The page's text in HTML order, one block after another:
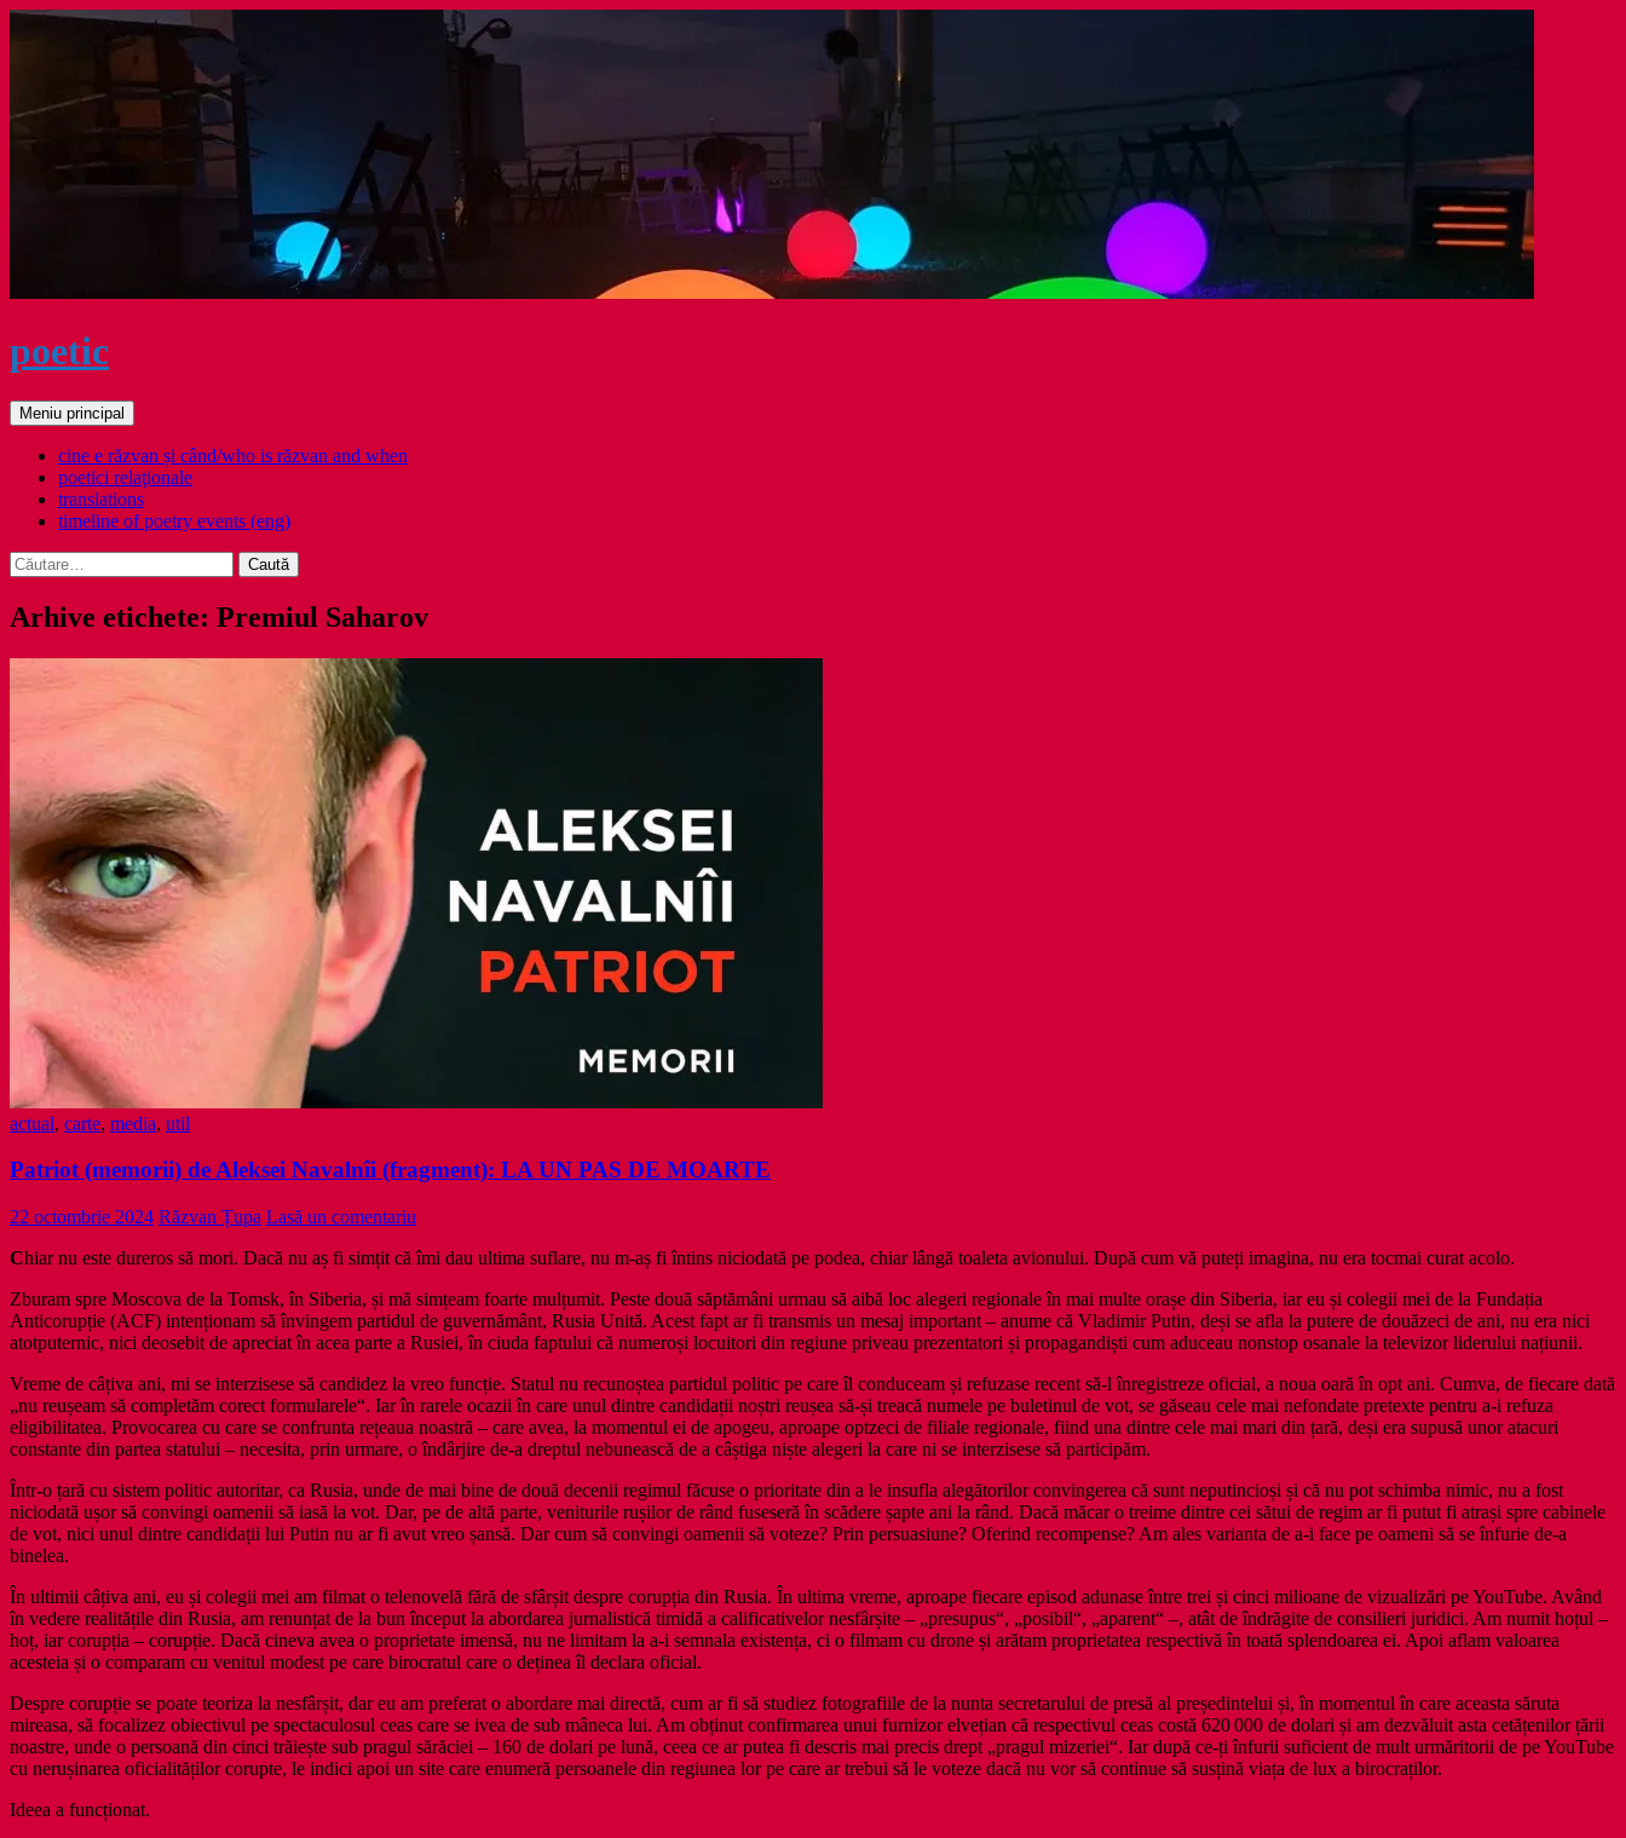
Sari
poetic
Caută
Meniu principal
cine e răzvan și când/who is răzvan and when
poetici relaţionale
translations
timeline of poetry events (eng)
Caută
după:
Arhive etichete: Premiul Saharov
actual, carte, media, util
Patriot (memorii) de Aleksei Navalnîi (fragment): LA UN PAS DE MOARTE
22 octombrie 2024 Răzvan Țupa Lasă un comentariu
Chiar nu este dureros să mori. Dacă nu aș fi simțit că îmi dau ultima suflare, nu m‑aș fi întins niciodată pe podea, chiar lângă toaleta avionului. După cum vă puteți imagina, nu era tocmai curat acolo.
Zburam spre Moscova de la Tomsk, în Siberia, și mă simțeam foarte mulțumit. Peste două săptămâni urmau să aibă loc alegeri regionale în mai multe orașe din Siberia, iar eu și colegii mei de la Fundația
Anticorupție (ACF) intenționam să învingem partidul de guvernământ, Rusia Unită. Acest fapt ar fi transmis un mesaj important – anume că Vladimir Putin, deși se afla la putere de douăzeci de ani, nu era nici
atotputernic, nici deosebit de apreciat în acea parte a Rusiei, în ciuda faptului că numeroși locuitori din regiune priveau prezentatori și propagandiști cum aduceau nonstop osanale la televizor liderului națiunii.
Vreme de câțiva ani, mi se interzisese să candidez la vreo funcție. Statul nu recunoștea partidul politic pe care îl conduceam și refuzase recent să‑l înregistreze oficial, a noua oară în opt ani. Cumva, de fiecare dată
„nu reușeam să completăm corect formularele“. Iar în rarele ocazii în care unul dintre candidații noștri reușea să‑și treacă numele pe buletinul de vot, se găseau cele mai nefondate pretexte pentru a‑i refuza
eligibilitatea. Provocarea cu care se confrunta rețeaua noastră – care avea, la momentul ei de apogeu, aproape optzeci de filiale regionale, fiind una dintre cele mai mari din țară, deși era supusă unor atacuri
constante din partea statului – necesita, prin urmare, o îndârjire de‑a dreptul nebunească de a câștiga niște alegeri la care ni se interzisese să participăm.
Într‑o țară cu sistem politic autoritar, ca Rusia, unde de mai bine de două decenii regimul făcuse o prioritate din a le insufla alegătorilor convingerea că sunt neputincioși și că nu pot schimba nimic, nu a fost
niciodată ușor să convingi oamenii să iasă la vot. Dar, pe de altă parte, veniturile rușilor de rând fuseseră în scădere șapte ani la rând. Dacă măcar o treime dintre cei sătui de regim ar fi putut fi atrași spre cabinele
de vot, nici unul dintre candidații lui Putin nu ar fi avut vreo șansă. Dar cum să convingi oamenii să voteze? Prin persuasiune? Oferind recompense? Am ales varianta de a‑i face pe oameni să se înfurie de‑a
binelea.
În ultimii câțiva ani, eu și colegii mei am filmat o telenovelă fără de sfârșit despre corupția din Rusia. În ultima vreme, aproape fiecare episod adunase între trei și cinci milioane de vizualizări pe YouTube. Având
în vedere realitățile din Rusia, am renunțat de la bun început la abordarea jurnalistică timidă a calificativelor nesfârșite – „presupus“, „posibil“, „aparent“ –, atât de îndrăgite de consilieri juridici. Am numit hoțul –
hoț, iar corupția – corupție. Dacă cineva avea o proprietate imensă, nu ne limitam la a‑i semnala existența, ci o filmam cu drone și arătam proprietatea respectivă în toată splendoarea ei. Apoi aflam valoarea
acesteia și o comparam cu venitul modest pe care birocratul care o deținea îl declara oficial.
Despre corupție se poate teoriza la nesfârșit, dar eu am preferat o abordare mai directă, cum ar fi să studiez fotografiile de la nunta secretarului de presă al președintelui și, în momentul în care aceasta săruta
mireasa, să focalizez obiectivul pe spectaculosul ceas care se ivea de sub mâneca lui. Am obținut confirmarea unui furnizor elvețian că respectivul ceas costă 620 000 de dolari și am dezvăluit asta cetățenilor țării
noastre, unde o persoană din cinci trăiește sub pragul sărăciei – 160 de dolari pe lună, ceea ce ar putea fi descris mai precis drept „pragul mizeriei“. Iar după ce‑ți înfurii suficient de mult urmăritorii de pe YouTube
cu nerușinarea oficialităților corupte, le indici apoi un site care enumeră persoanele din regiunea lor pe care ar trebui să le voteze dacă nu vor să continue să susțină viața de lux a birocraților.
Ideea a funcționat.